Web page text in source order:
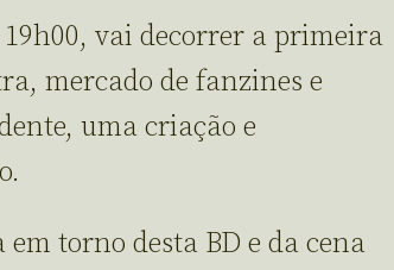
vai decorrer a primeira
mercado de fanzines e
uma criação e
torno desta BD e da cena